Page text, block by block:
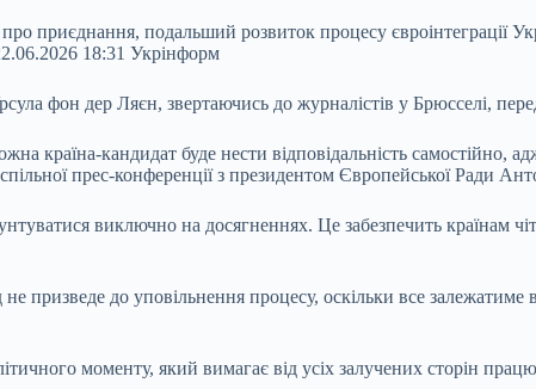
про приєднання, подальший розвиток процесу
18:31 Укрінформ
фон дер Ляєн, звертаючись до журналістів у Брюсселі,
країна-кандидат буде нести відповідальність самостійно,
прес-конференції з президентом Європейської Ради
виключно на досягненнях. Це забезпечить країнам
призведе до уповільнення процесу, оскільки все
моменту, який вимагає від усіх залучених сторін